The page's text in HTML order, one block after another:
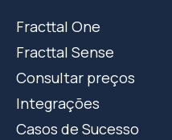
Fracttal One
Fracttal Sense
Consultar preços
Integrações
Casos de Sucesso